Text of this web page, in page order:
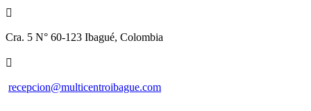

Cra. 5 N° 60-123 Ibagué, Colombia

recepcion@multicentroibague.com